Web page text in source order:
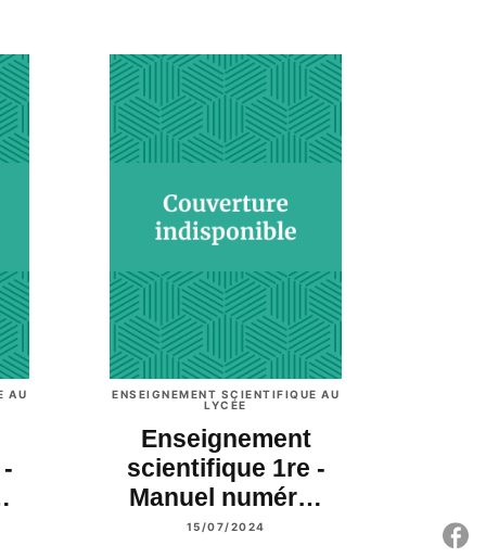
AU
ENSEIGNEMENT SCIENTIFIQUE AU
LYCÉE
Enseignement
scientifique 1re -
Manuel numér…
15/07/2024